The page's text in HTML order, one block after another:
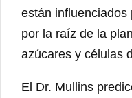
están influenciados
por la raíz de la
azúcares y células
El Dr. Mullins